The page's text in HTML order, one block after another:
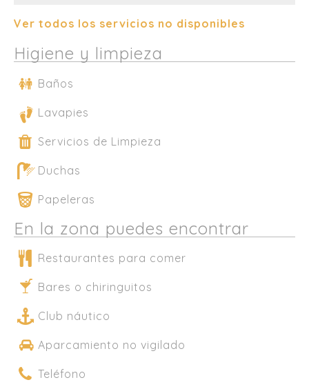
Ver todos los servicios no disponibles
Higiene y limpieza
Baños
Lavapies
Servicios de Limpieza
Duchas
Papeleras
En la zona puedes encontrar
Restaurantes para comer
Bares o chiringuitos
Club náutico
Aparcamiento no vigilado
Teléfono